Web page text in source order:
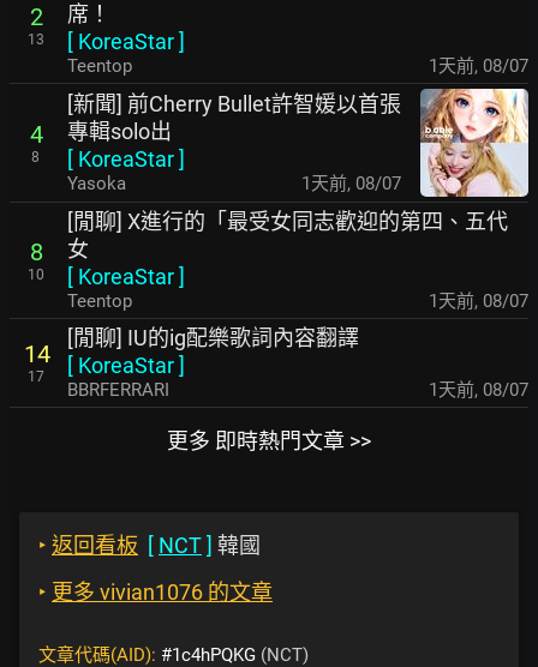
2
13
席！
[ KoreaStar]
Teentop 1天前, 08/07
4
8
[新聞] 前Cherry Bullet許智媛以首張
專輯solo出
[ KoreaStar]
Yasoka 1天前, 08/07
8
10
[閒聊] X進行的「最受女同志歡迎的第四、五代
女
[ KoreaStar]
Teentop 1天前, 08/07
14
17
[閒聊] IU的ig配樂歌詞內容翻譯
[ KoreaStar]
BBRFERRARI 1天前, 08/07
更多 即時熱門文章 >>
‣ 返回看板 [ NCT] 韓國
‣ 更多 vivian1076 的文章
文章代碼(AID): #1c4hPQKG (NCT)